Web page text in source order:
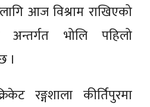
आज विश्राम राखिएको
अन्तर्गत भोलि पहिलो
।
रङ्गशाला कीर्तिपुरमा